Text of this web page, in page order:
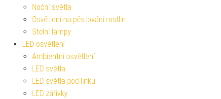
Noční světla
Osvětlení na pěstování rostlin
Stolní lampy
LED osvětlení
Ambientní osvětlení
LED světla
LED světla pod linku
LED zářivky